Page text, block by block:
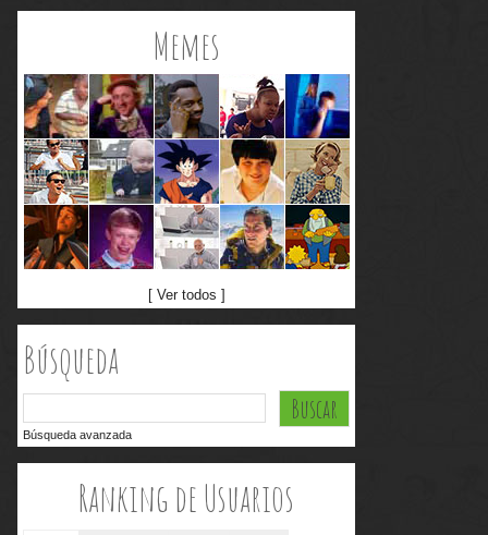
Memes
[ Ver todos ]
Búsqueda
Búsqueda avanzada
Ranking de Usuarios